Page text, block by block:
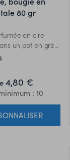
80 gr
en cire
un pot en grès
en bambou et
80 gr. Durée de
7,5 heures.
de lin. Le
un produit
de
de couleur,
et de tailles.
4,80 €
: 10